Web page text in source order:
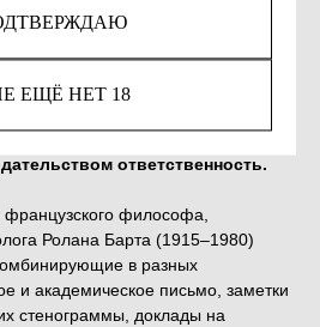
ЕЩЁ НЕТ 18
Out of stock
наркотических средств,
ответственность.
философа,
Ролана Барта (1915–1980)
в разных
и академическое письмо, заметки
стенограммы, доклады на